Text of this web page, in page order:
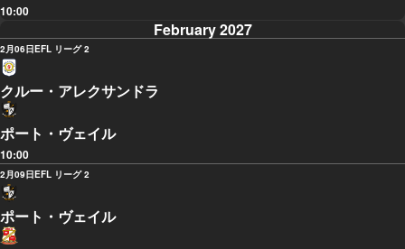
10:00
February 2027
2月06日EFL リーグ 2
クルー・アレクサンドラ
ポート・ヴェイル
10:00
2月09日EFL リーグ 2
ポート・ヴェイル